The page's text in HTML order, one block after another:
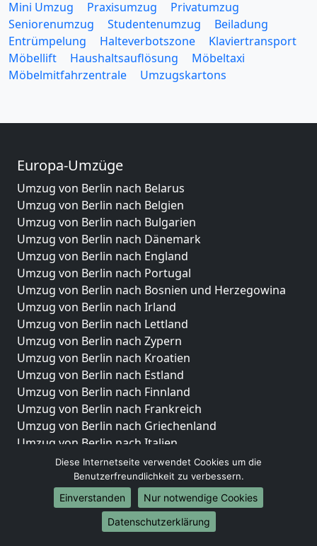
Mini Umzug
Praxisumzug
Privatumzug
Seniorenumzug
Studentenumzug
Beiladung
Entrümpelung
Halteverbotszone
Klaviertransport
Möbellift
Haushaltsauflösung
Möbeltaxi
Möbelmitfahrzentrale
Umzugskartons
Europa-Umzüge
Umzug von Berlin nach Belarus
Umzug von Berlin nach Belgien
Umzug von Berlin nach Bulgarien
Umzug von Berlin nach Dänemark
Umzug von Berlin nach England
Umzug von Berlin nach Portugal
Umzug von Berlin nach Bosnien und Herzegowina
Umzug von Berlin nach Irland
Umzug von Berlin nach Lettland
Umzug von Berlin nach Zypern
Umzug von Berlin nach Kroatien
Umzug von Berlin nach Estland
Umzug von Berlin nach Finnland
Umzug von Berlin nach Frankreich
Umzug von Berlin nach Griechenland
Umzug von Berlin nach Italien
Umzug von Berlin nach Liechtenstein
Umzug von Berlin nach Luxemburg
Umzug von Berlin nach Niederlande
Umzug von Berlin nach Norwegen
Umzüge-Deutschlandweit
Diese Internetseite verwendet Cookies um die
Benutzerfreundlichkeit zu verbessern.
Einverstanden
Nur notwendige Cookies
Datenschutzerklärung